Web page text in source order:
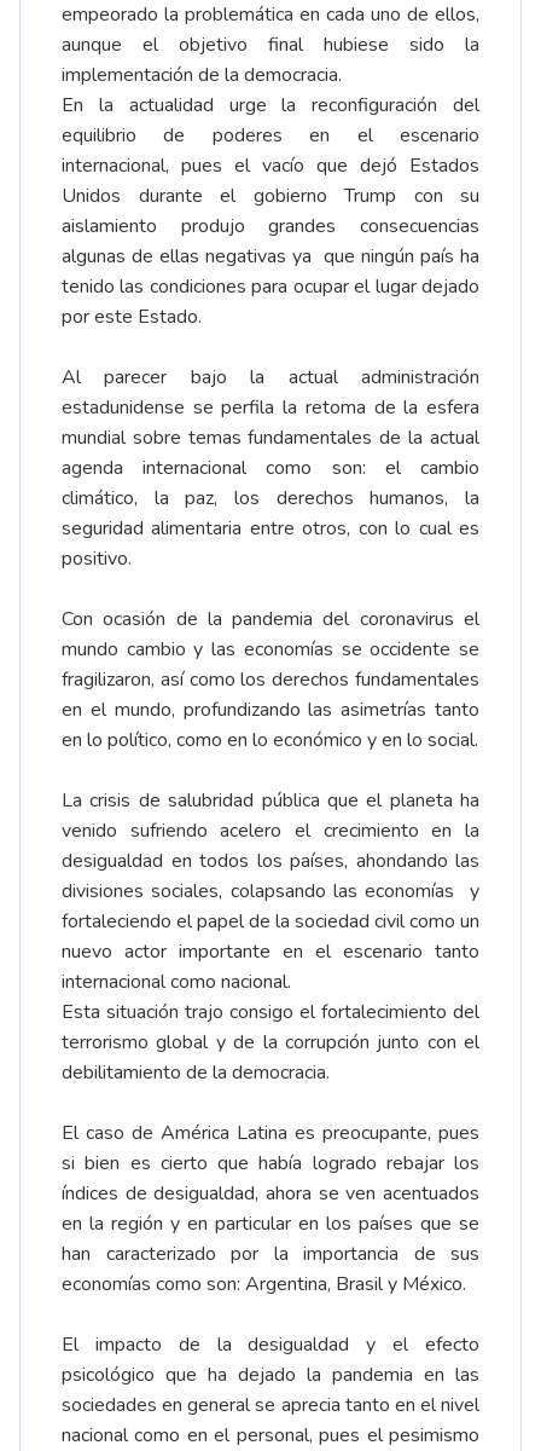
empeorado la problemática en cada uno de ellos,
aunque el objetivo final hubiese sido la
implementación de la democracia.
En la actualidad urge la reconfiguración del
equilibrio de poderes en el escenario
internacional, pues el vacío que dejó Estados
Unidos durante el gobierno Trump con su
aislamiento produjo grandes consecuencias
algunas de ellas negativas ya que ningún país ha
tenido las condiciones para ocupar el lugar dejado
por este Estado.
Al parecer bajo la actual administración
estadunidense se perfila la retoma de la esfera
mundial sobre temas fundamentales de la actual
agenda internacional como son: el cambio
climático, la paz, los derechos humanos, la
seguridad alimentaria entre otros, con lo cual es
positivo.
Con ocasión de la pandemia del coronavirus el
mundo cambio y las economías se occidente se
fragilizaron, así como los derechos fundamentales
en el mundo, profundizando las asimetrías tanto
en lo político, como en lo económico y en lo social.
La crisis de salubridad pública que el planeta ha
venido sufriendo acelero el crecimiento en la
desigualdad en todos los países, ahondando las
divisiones sociales, colapsando las economías y
fortaleciendo el papel de la sociedad civil como un
nuevo actor importante en el escenario tanto
internacional como nacional.
Esta situación trajo consigo el fortalecimiento del
terrorismo global y de la corrupción junto con el
debilitamiento de la democracia.
El caso de América Latina es preocupante, pues
si bien es cierto que había logrado rebajar los
índices de desigualdad, ahora se ven acentuados
en la región y en particular en los países que se
han caracterizado por la importancia de sus
economías como son: Argentina, Brasil y México.
El impacto de la desigualdad y el efecto
psicológico que ha dejado la pandemia en las
sociedades en general se aprecia tanto en el nivel
nacional como en el personal, pues el pesimismo